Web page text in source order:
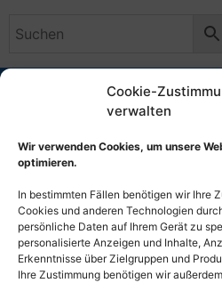
Cookie-
verwalten
Wir verwenden Cookies, um unsere
optimieren.
In bestimmten Fällen benötigen wir Ihre
Cookies und anderen Technologien
persönliche Daten auf Ihrem Gerät zu
personalisierte Anzeigen und Inhalte,
Erkenntnisse über Zielgruppen und
Ihre Zustimmung benötigen wir
E-Mail
PayPal
Was ist
Mit Paypal bezahlen.
Account besitzen, kannst
Kreditkarte bezahlen.